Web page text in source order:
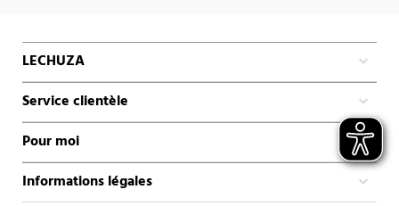
LECHUZA
Service clientèle
Pour moi
Informations légales